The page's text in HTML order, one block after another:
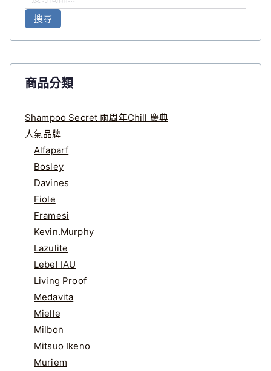
尋
搜尋
商品分類
Shampoo Secret 兩周年Chill 慶典
人氣品牌
Alfaparf
Bosley
Davines
Fiole
Framesi
Kevin.Murphy
Lazulite
Lebel IAU
Living Proof
Medavita
Mielle
Milbon
Mitsuo Ikeno
Muriem